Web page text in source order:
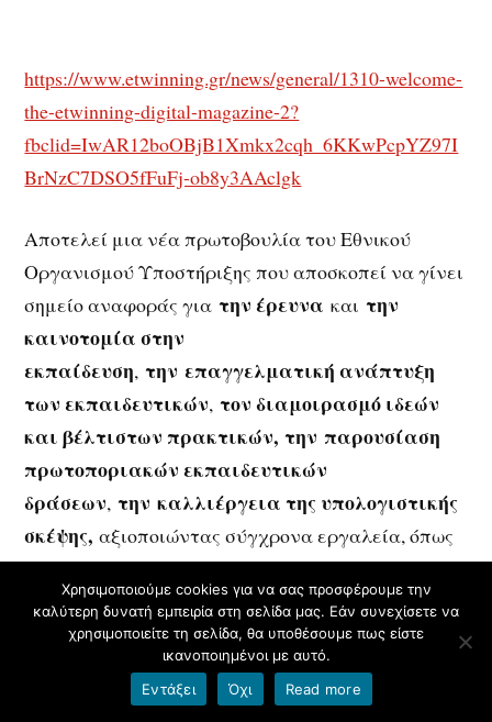
https://www.etwinning.gr/news/general/1310-welcome-
the-etwinning-digital-magazine-2?
fbclid=IwAR12boOBjB1Xmkx2cqh_6KKwPcpYZ97I
BrNzC7DSO5fFuFj-ob8y3AAclgk
Αποτελεί μια νέα πρωτοβουλία του Εθνικού
Οργανισμού Υποστήριξης που αποσκοπεί να γίνει
σημείο αναφοράς γιατην έρευνα καιτην
καινοτομία στην
εκπαίδευση,την επαγγελματική ανάπτυξη
των εκπαιδευτικών,τον διαμοιρασμό ιδεών
και βέλτιστων πρακτικών, την παρουσίαση
πρωτοποριακών εκπαιδευτικών
δράσεων,την καλλιέργεια της υπολογιστικής
σκέψης, αξιοποιώντας σύγχρονα εργαλεία, όπως
η μηχανική μάθηση και η τεχνητή νοημοσύνη, και
τέλοςτην ανάπτυξη δεξιοτήτων
συνεργατικότητας.
To περιοδικό και οι εκδόσεις του θα
Χρησιμοποιούμε cookies για να σας προσφέρουμε την
καλύτερη δυνατή εμπειρία στη σελίδα μας. Εάν συνεχίσετε να
χρησιμοποιείτε τη σελίδα, θα υποθέσουμε πως είστε
ικανοποιημένοι με αυτό.
Εντάξει
Όχι Read more